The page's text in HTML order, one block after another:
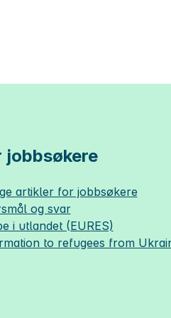
jobbsøkere
artikler for jobbsøkere
og svar
i utlandet (EURES)
to refugees from